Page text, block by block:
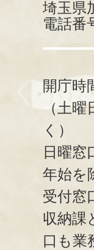
埼玉県
電話番
開庁時
（土曜
く）
日曜窓
年始を
受付窓
収納課
口も業